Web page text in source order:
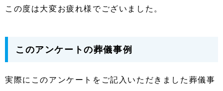
この度は大変お疲れ様でございました。
このアンケートの葬儀事例
実際にこのアンケートをご記入いただきました葬儀事